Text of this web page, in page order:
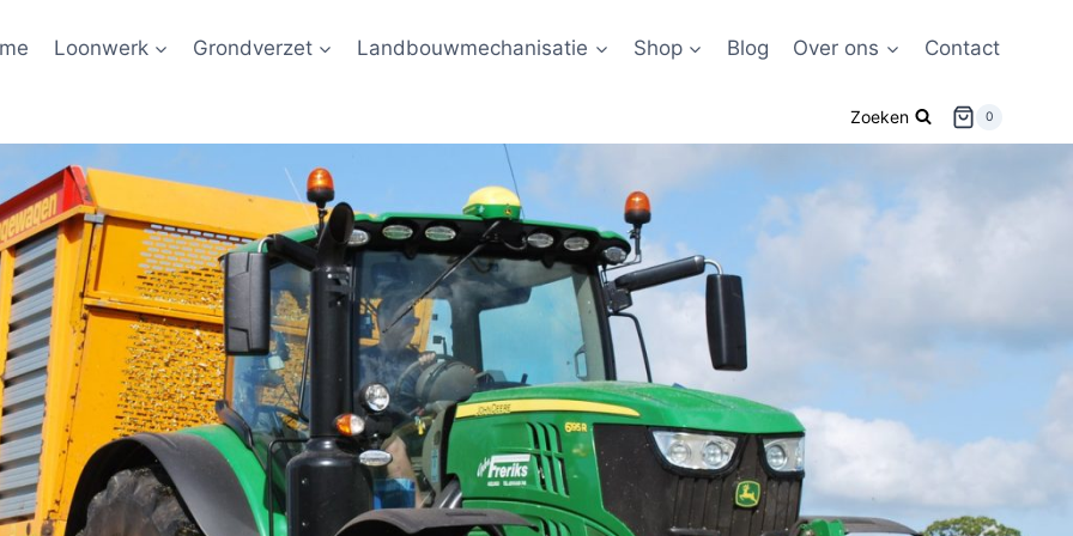
Loonwerk Grondverzet Landbouwmechanisatie Shop Blog Over ons Contact
Zoeken 0